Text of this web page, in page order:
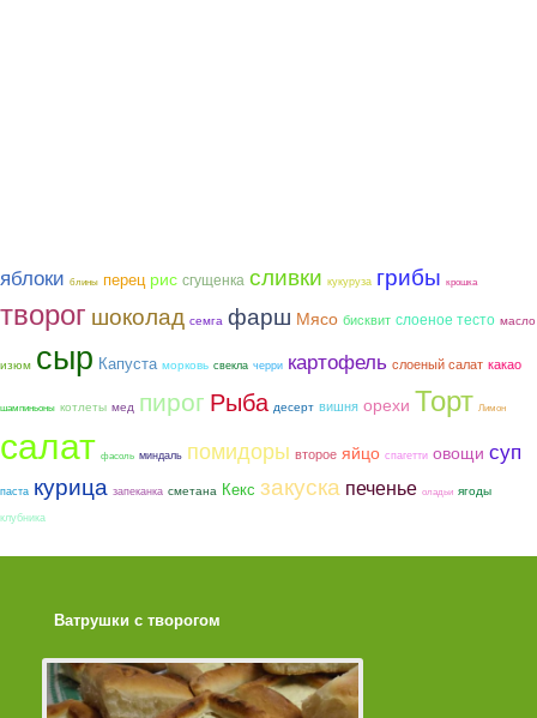
яблоки блины перец рис сгущенка сливки кукуруза грибы крошка
творог шоколад семга фарш Мясо бисквит слоеное тесто масло
изюм сыр Капуста морковь свекла черри картофель слоеный салат какао
шампиньоны котлеты мед пирог Рыба десерт вишня орехи Торт Лимон
салат фасоль миндаль помидоры второе яйцо спагетти овощи суп
паста курица запеканка сметана Кекс закуска печенье оладьи ягоды
клубника
Ватрушки с творогом